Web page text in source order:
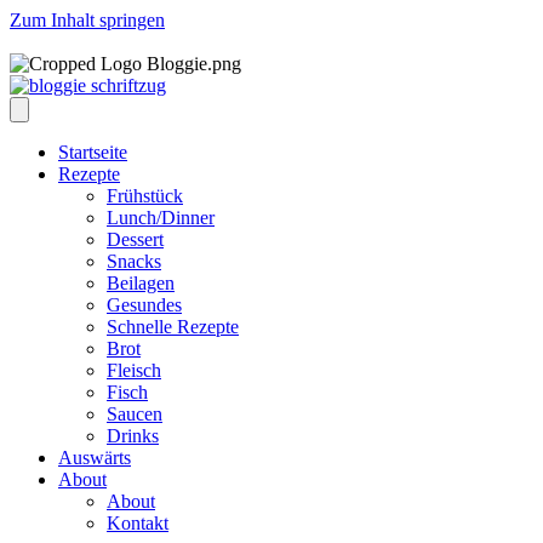
Zum Inhalt springen
Startseite
Rezepte
Frühstück
Lunch/Dinner
Dessert
Snacks
Beilagen
Gesundes
Schnelle Rezepte
Brot
Fleisch
Fisch
Saucen
Drinks
Auswärts
About
About
Kontakt